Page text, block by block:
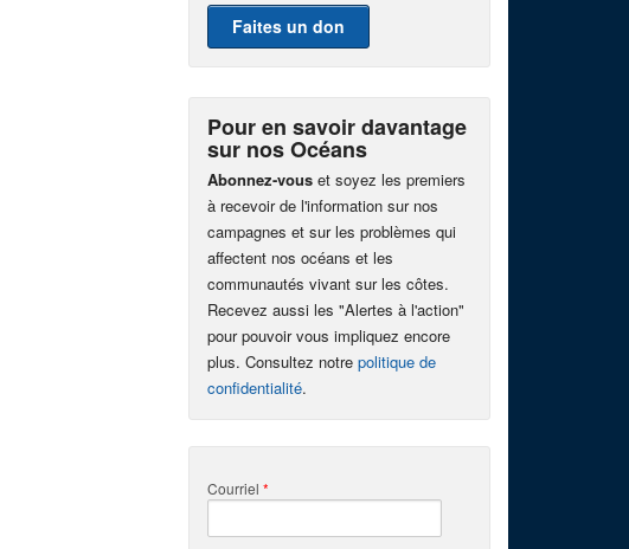
Faites un don
Pour en savoir davantage
sur nos Océans
Abonnez-vous et soyez les premiers
à recevoir de l'information sur nos
campagnes et sur les problèmes qui
affectent nos océans et les
communautés vivant sur les côtes.
Recevez aussi les "Alertes à l'action"
pour pouvoir vous impliquez encore
plus. Consultez notre politique de
confidentialité.
Courriel *